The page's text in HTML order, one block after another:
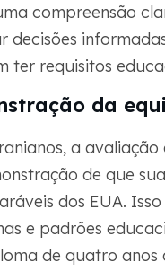
compreensão
decisões
ter requisitos
da
a
de que
dos EUA.
e padrões
de quatro